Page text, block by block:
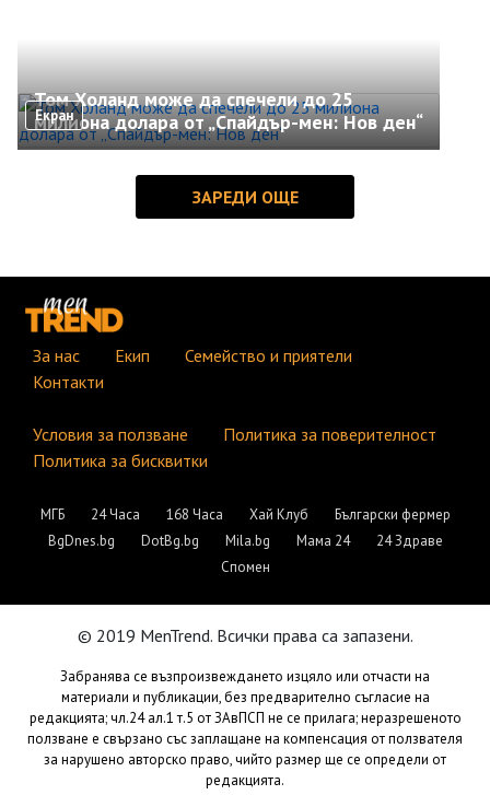
Екран
Том Холанд може да спечели до 25
милиона долара от „Спайдър-мен: Нов ден“
За нас Екип
Семейство и приятели
Контакти
Условия за ползване
Политика за поверителност
Политика за бисквитки
МГБ 24 Часа 168 Часа Хай Клуб
Български фермер
BgDnes.bg
DotBg.bg Mila.bg Мама 24
24 Здраве
Спомен
© 2019 MenTrend. Всички права са запазени.
Забранява се възпроизвеждането изцяло или отчасти на
материали и публикации, без предварително съгласие на
редакцията; чл.24 ал.1 т.5 от ЗАвПСП не се прилага; неразрешеното
ползване е свързано със заплащане на компенсация от ползвателя
за нарушено авторско право, чийто размер ще се определи от
редакцията.